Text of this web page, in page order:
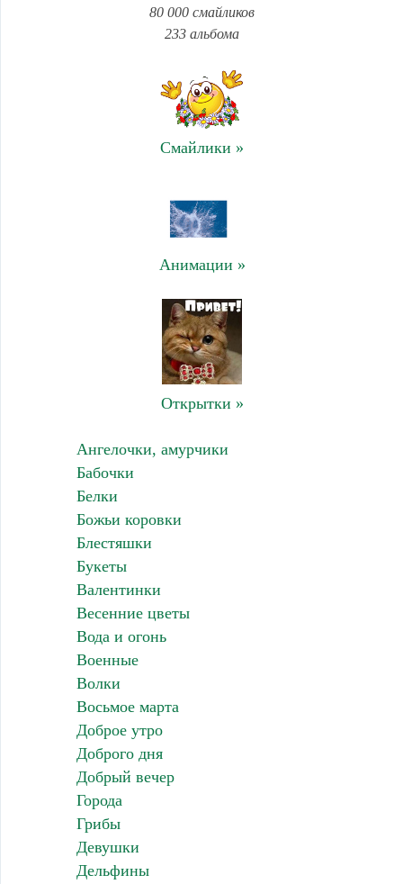
80 000 смайликов
233 альбома
Смайлики »
Анимации »
Открытки »
Ангелочки, амурчики
Бабочки
Белки
Божьи коровки
Блестяшки
Букеты
Валентинки
Весенние цветы
Вода и огонь
Военные
Волки
Восьмое марта
Доброе утро
Доброго дня
Добрый вечер
Города
Грибы
Девушки
Дельфины